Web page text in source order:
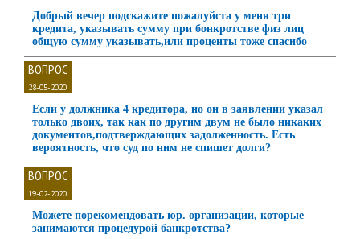
Добрый вечер подскажите пожалуйста у меня три
кредита, указывать сумму при бонкротстве физ лиц
общую сумму указывать,или проценты тоже спасибо
ВОПРОС
28-05-2020
Если у должника 4 кредитора, но он в заявлении указал
только двоих, так как по другим двум не было никаких
документов,подтверждающих задолженность. Есть
вероятность, что суд по ним не спишет долги?
ВОПРОС
19-02-2020
Можете порекомендовать юр. организации, которые
занимаются процедурой банкротства?